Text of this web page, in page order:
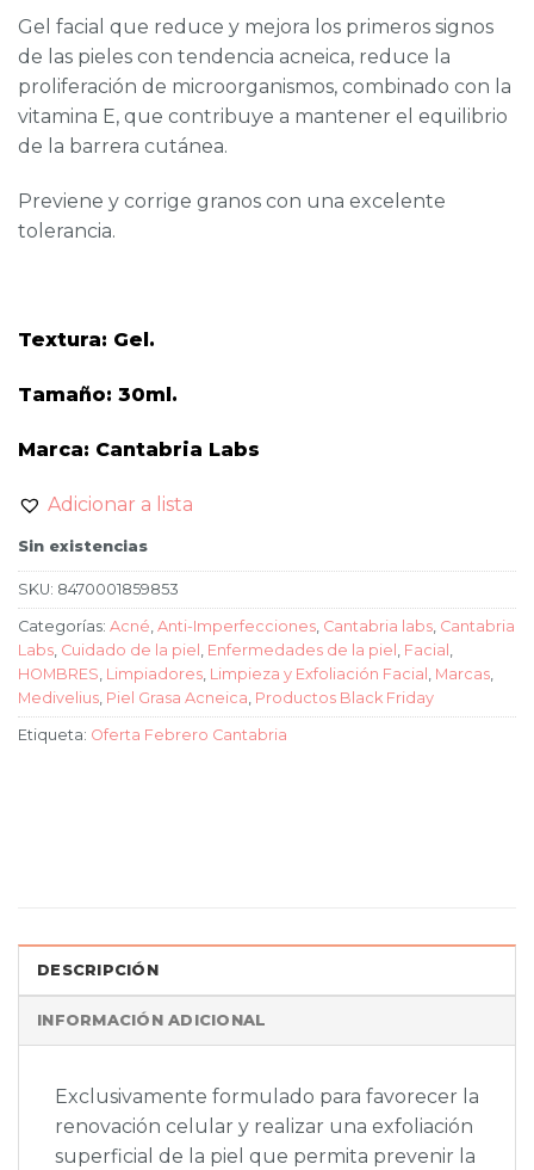
Gel facial que reduce y mejora los primeros signos
de las pieles con tendencia acneica, reduce la
proliferación de microorganismos, combinado con la
vitamina E, que contribuye a mantener el equilibrio
de la barrera cutánea.
Previene y corrige granos con una excelente
tolerancia.
Textura: Gel.
Tamaño: 30ml.
Marca: Cantabria Labs
Adicionar a lista
Sin existencias
SKU: 8470001859853
Categorías: Acné, Anti-Imperfecciones, Cantabria labs, Cantabria
Labs, Cuidado de la piel , Enfermedades de la piel , Facial ,
HOMBRES, Limpiadores, Limpieza y Exfoliación Facial , Marcas,
Medivelius, Piel Grasa Acneica, Productos Black Friday
Etiqueta: Oferta Febrero Cantabria
DESCRIPCIÓN
INFORMACIÓN ADICIONAL
Exclusivamente formulado para favorecer la
renovación celular y realizar una exfoliación
superficial de la piel que permita prevenir la